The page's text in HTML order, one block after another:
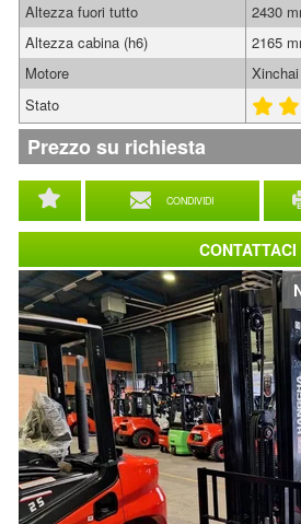
CONDIVIDI
Altezza fuori tutto
2430
Altezza cabina (h6)
2165
Motore
Stato
Prezzo su richiesta
CONTATTACI